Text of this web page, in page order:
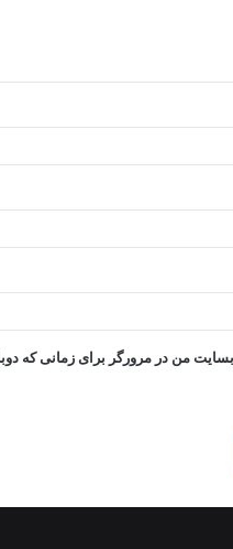
من در مرورگر برای زمانی که